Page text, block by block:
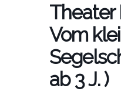
Theater
Vom
ab 3 J. )